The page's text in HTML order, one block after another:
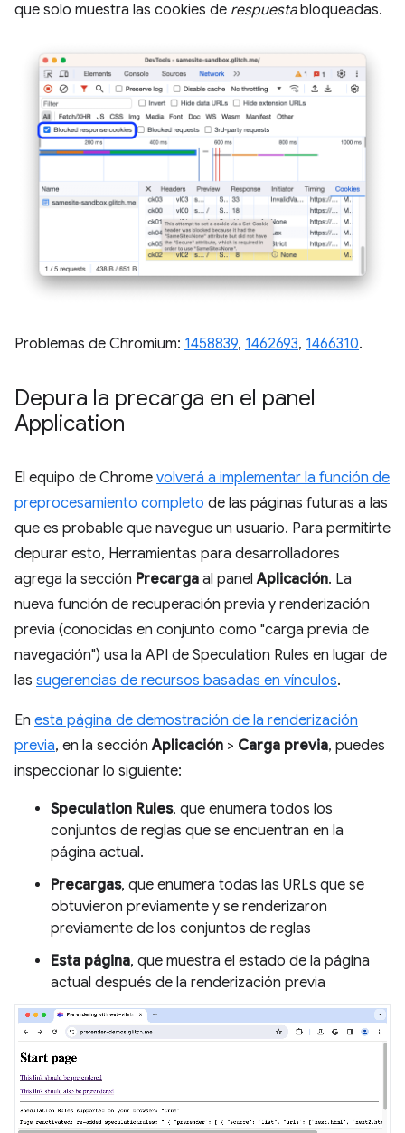
que solo muestra las cookies de respuestabloqueadas.
Problemas de Chromium: 1458839, 1462693, 1466310.
Depura la precarga en el panel
Application
El equipo de Chrome volverá a implementar la función de
preprocesamiento completo de las páginas futuras a las
que es probable que navegue un usuario. Para permitirte
depurar esto, Herramientas para desarrolladores
agrega la sección Precarga al panelAplicación. La
nueva función de recuperación previa y renderización
previa (conocidas en conjunto como "carga previa de
navegación") usa la API de Speculation Rules en lugar de
las sugerencias de recursos basadas en vínculos.
En esta página de demostración de la renderización
previa, en la secciónAplicación > Carga previa, puedes
inspeccionar lo siguiente:
Speculation Rules, que enumera todos los
conjuntos de reglas que se encuentran en la
página actual.
Precargas, que enumera todas las URLs que se
obtuvieron previamente y se renderizaron
previamente de los conjuntos de reglas
Esta página, que muestra el estado de la página
actual después de la renderización previa